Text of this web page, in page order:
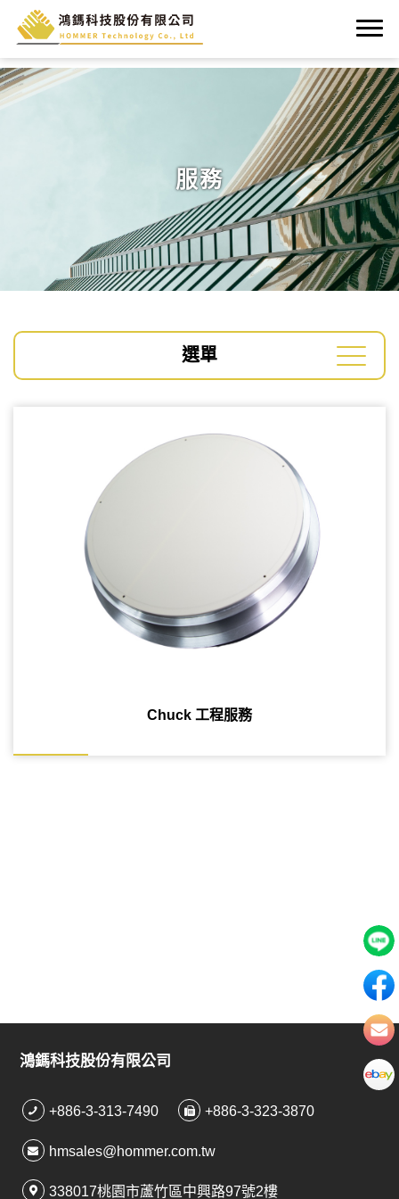
服務
選單
Chuck 工程服務
鴻鎷科技股份有限公司
+886-3-313-7490 +886-3-323-3870
hmsales@hommer.com.tw
338017桃園市蘆竹區中興路97號2樓